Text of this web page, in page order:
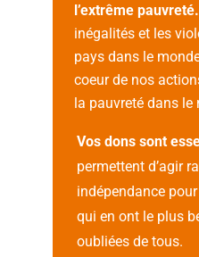
l’extrême pauvreté.
inégalités et les
pays dans le
coeur de nos
la pauvreté dans le
Vos dons sont
permettent d’agir
indépendance
qui en ont le plus
oubliées de tous.